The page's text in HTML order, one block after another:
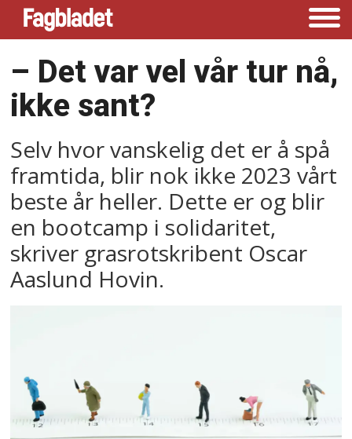
–⁠ Det var vel vår tur nå,
ikke sant?
Selv hvor vanskelig det er å spå
framtida, blir nok ikke 2023 vårt
beste år heller. Dette er og blir
en bootcamp i solidaritet,
skriver grasrotskribent Oscar
Aaslund Hovin.